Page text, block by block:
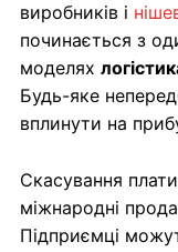
виробників і
починається з
моделях
Будь-яке
вплинути на
Скасування
міжнародні
Підприємці